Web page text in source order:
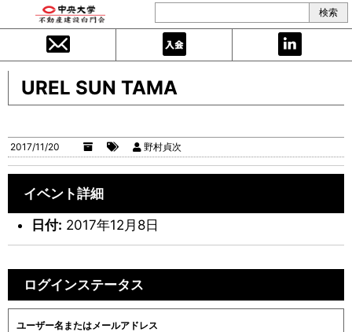
UREL SUN TAMA
2017/11/20 野村貞次
イベント詳細
日付: 2017年12月8日
ログインステータス
ユーザー名またはメールアドレス